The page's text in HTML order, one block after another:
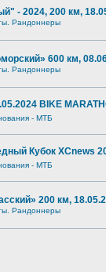
- 2024, 200 км,
Рандоннеры
600 км,
Рандоннеры
BIKE
- МТБ
Кубок XCnews
- МТБ
200 км,
Рандоннеры